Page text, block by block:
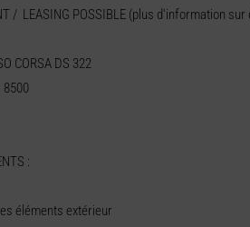
/ LEASING POSSIBLE (plus d'information sur
CORSA DS 322
8500
:
éléments extérieur